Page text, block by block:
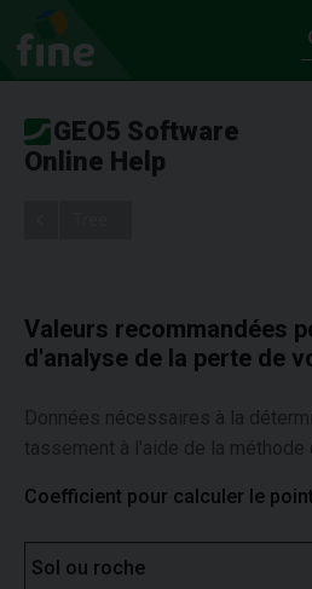
GEO5 Software
Online Help
Valeurs recommandées
d'analyse de la perte de
Données nécessaires à la
tassement à l'aide de la méthode
Coefficient pour calculer le
Sol ou roche